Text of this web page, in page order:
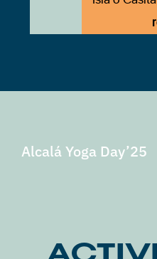
Alcalá Yoga Day’25